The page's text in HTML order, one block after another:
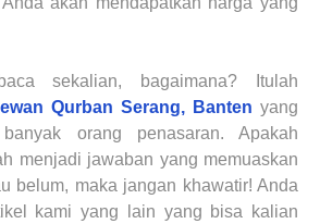
sekalian, bagaimana? Itulah
Qurban Serang, Banten yang
orang penasaran. Apakah
menjadi jawaban yang memuaskan
belum, maka jangan khawatir! Anda
kami yang lain yang bisa kalian